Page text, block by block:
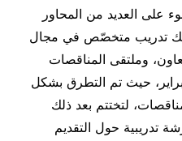
على العديد من المحاور
ذلك تدريب متخصّص في مجال
وملتقى المناقصات
والأعمال في 19 و20 فبراير، حيث تم التطرق بشكل
لتختتم بعد ذلك
21 فبراير بورشة تدريبية حول التقديم